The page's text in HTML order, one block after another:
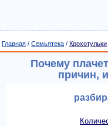
Главная / Семьятека / Крохотульки
Почему
причин,